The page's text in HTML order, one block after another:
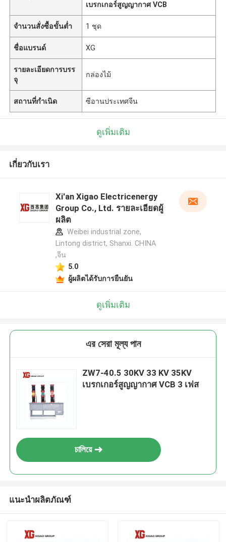
เบรกเกอร์สูญญากาศ VCB
จำนวนสั่งซื้อขั้นต่ำ 1 ชุด
ชื่อแบรนด์ XG
รายละเอียดการบรร
จุ
กล่องไม้
สถานที่กำเนิด ซีอานประเทศจีน
ดูเพิ่มเติม
เกี่ยวกับเรา
Xi'an Xigao Electricenergy
Group Co., Ltd. รายละเอียดผู้
ผลิต
Weibei industrial zone,
Lintong district, Shanxi. CHINA
,จีน
5.0
ผู้ผลิตได้รับการยืนยัน
ดูเพิ่มเติม
এর সেরা মূল্য পান
ZW7-40.5 30KV 33 KV 35KV
เบรกเกอร์สูญญากาศ VCB 3 เฟส
চালিয়ে
แนะนำผลิตภัณฑ์